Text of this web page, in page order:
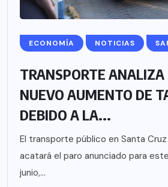
ECONOMÍA NOTICIAS
TRANSPORTE ANALIZA
NUEVO AUMENTO DE
DEBIDO A LA...
El transporte público en Santa Cruz
acatará el paro anunciado para
junio,...